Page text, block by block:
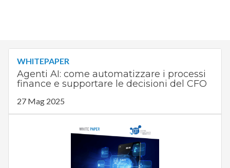
WHITEPAPER
Agenti AI: come automatizzare i processi
finance e supportare le decisioni del CFO
27 Mag 2025